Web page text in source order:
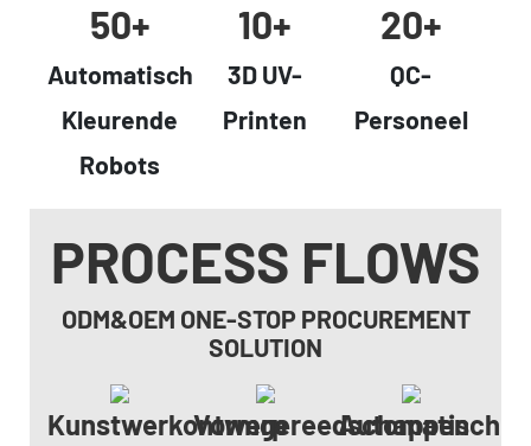
50+
Automatisch
Kleurende
Robots
10+
3D UV-
Printen
20+
QC-
Personeel
PROCESS FLOWS
ODM&OEM ONE-STOP PROCUREMENT
SOLUTION
KunstwerkontwerpVormgereedschappen
Automatisch